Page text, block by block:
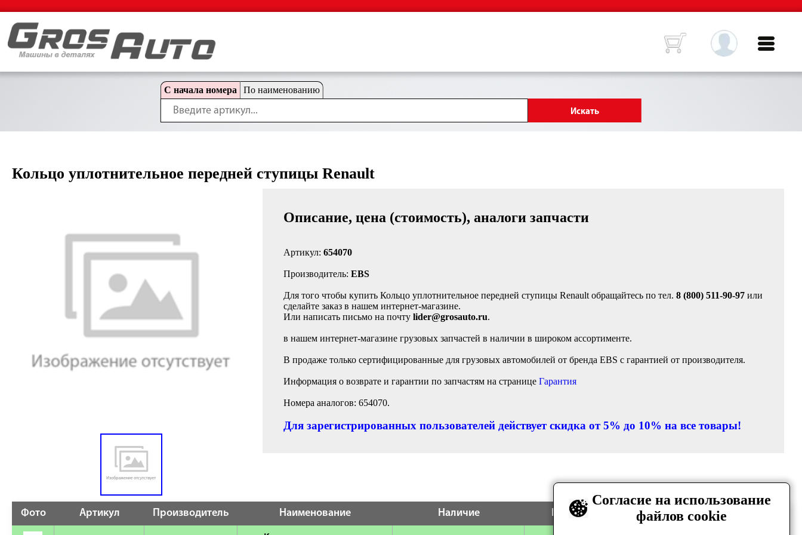
С начала номера По наименованию
Кольцо уплотнительное передней ступицы Renault
Описание, цена (стоимость), аналоги запчасти
Артикул: 654070
Производитель: EBS
Для того чтобы купить Кольцо уплотнительное передней ступицы Renault обращайтесь по тел. 8 (800) 511-90-97 или
сделайте заказ в нашем интернет-магазине.
Или написать письмо на почту lider@grosauto.ru.
в нашем интернет-магазине грузовых запчастей в наличии в широком ассортименте.
В продаже только сертифицированные для грузовых автомобилей от бренда EBS с гарантией от производителя.
Информация о возврате и гарантии по запчастям на странице Гарантия
Номера аналогов: 654070.
Для зарегистрированных пользователей действует скидка от 5% до 10% на все товары!
Фото Артикул Производитель Наименование Наличие Цена Количество
Согласие на использование
файлов cookie